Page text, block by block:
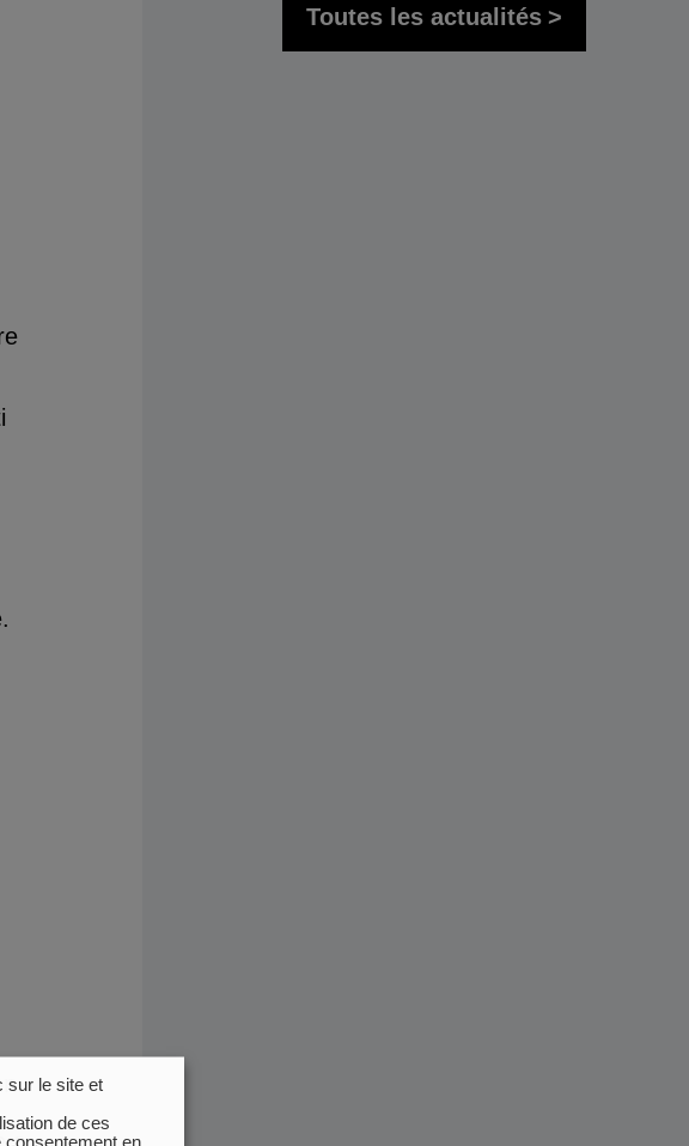
Toutes les actualités
sur le site et
de ces
en